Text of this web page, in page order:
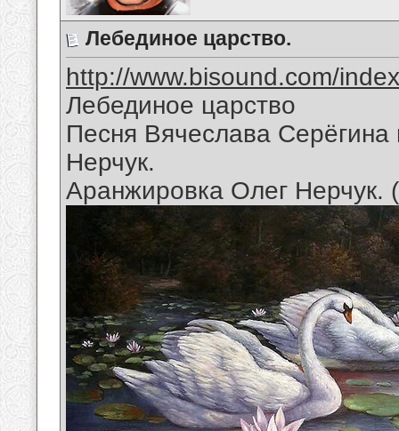
Лебединое царство.
http://www.bisound.com/
Лебединое царство
Песня Вячеслава
Нерчук.
Аранжировка Олег Нерчук.